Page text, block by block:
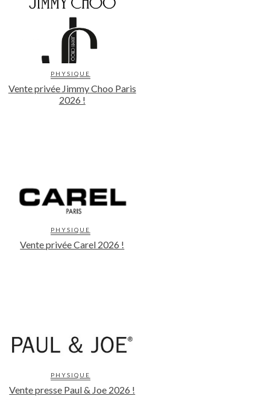
PHYSIQUE
Vente privée Jimmy Choo Paris
2026 !
PHYSIQUE
Vente privée Carel 2026 !
PHYSIQUE
Vente presse Paul & Joe 2026 !